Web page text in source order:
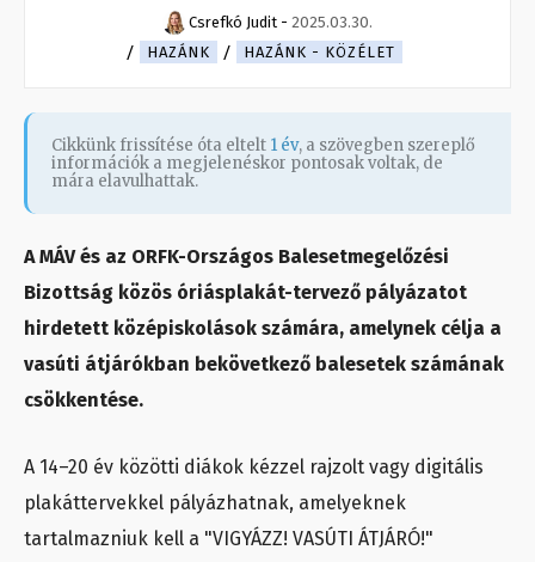
Csrefkó Judit - 2025.03.30.
HAZÁNK
HAZÁNK - KÖZÉLET
Cikkünk frissítése óta eltelt 1 év, a szövegben szereplő
információk a megjelenéskor pontosak voltak, de
mára elavulhattak.
A MÁV és az ORFK-Országos Balesetmegelőzési
Bizottság közös óriásplakát-tervező pályázatot
hirdetett középiskolások számára, amelynek célja a
vasúti átjárókban bekövetkező balesetek számának
csökkentése.
A 14–20 év közötti diákok kézzel rajzolt vagy digitális
plakáttervekkel pályázhatnak, amelyeknek
tartalmazniuk kell a "VIGYÁZZ! VASÚTI ÁTJÁRÓ!"